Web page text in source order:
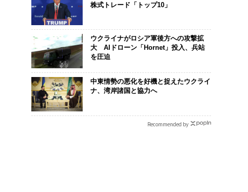
株式トレード「トップ10」
ウクライナがロシア軍後方への攻撃拡
大 AIドローン「Hornet」投入、兵站
を圧迫
中東情勢の悪化を好機と捉えたウクライ
ナ、湾岸諸国と協力へ
Recommended by